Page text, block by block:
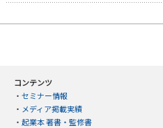
コンテンツ
・ セミナー情報
・ メディア掲載実績
・ 起業本 著書・監修書